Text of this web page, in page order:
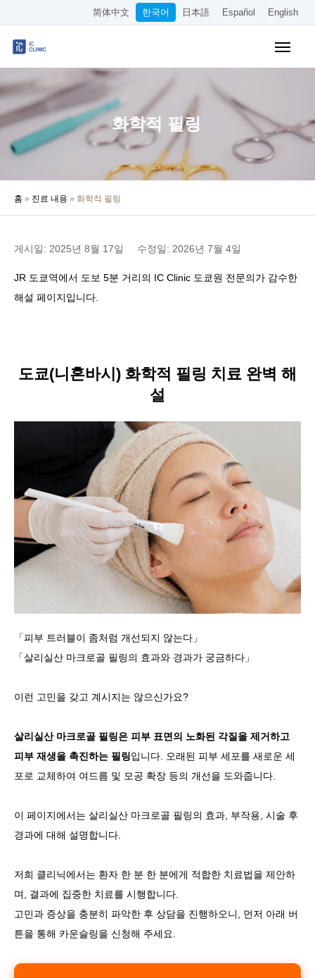
简体中文 한국어 日本語 Español English
화학적 필링
홈 » 진료 내용 » 화학적 필링
게시일: 2025년 8월 17일 수정일: 2026년 7월 4일
JR 도쿄역에서 도보 5분 거리의 IC Clinic 도쿄원 전문의가 감수한
해설 페이지입니다.
도쿄(니혼바시) 화학적 필링 치료 완벽 해
설
「피부 트러블이 좀처럼 개선되지 않는다」
「살리실산 마크로골 필링의 효과와 경과가 궁금하다」
이런 고민을 갖고 계시지는 않으신가요?
살리실산 마크로골 필링은 피부 표면의 노화된 각질을 제거하고
피부 재생을 촉진하는 필링입니다. 오래된 피부 세포를 새로운 세
포로 교체하여 여드름 및 모공 확장 등의 개선을 도와줍니다.
이 페이지에서는 살리실산 마크로골 필링의 효과, 부작용, 시술 후
경과에 대해 설명합니다.
저희 클리닉에서는 환자 한 분 한 분에게 적합한 치료법을 제안하
며, 결과에 집중한 치료를 시행합니다.
고민과 증상을 충분히 파악한 후 상담을 진행하오니, 먼저 아래 버
튼을 통해 카운슬링을 신청해 주세요.
오시는 길
클리닉 소개
의사·원장 소개
채용 정보
简体中文 한국어 日本語 Español English